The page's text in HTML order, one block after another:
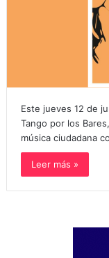
Este jueves 12 de
Tango por los
música ciudadana
Leer más »